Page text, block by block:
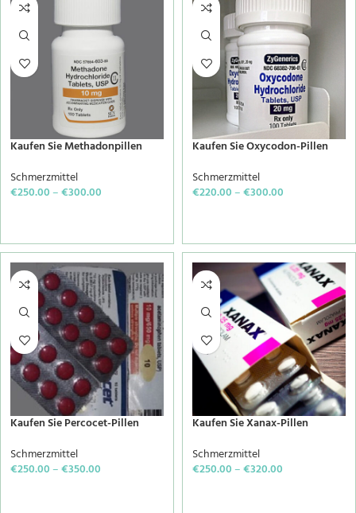
Kaufen Sie Methadonpillen
Schmerzmittel
€250.00–€300.00
Kaufen Sie Oxycodon-Pillen
Schmerzmittel
€220.00–€300.00
Kaufen Sie Percocet-Pillen
Schmerzmittel
€250.00–€350.00
Kaufen Sie Xanax-Pillen
Schmerzmittel
€250.00–€320.00